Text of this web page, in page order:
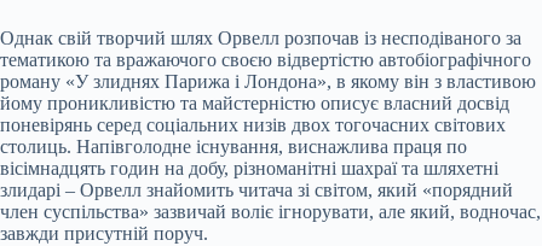
Однак свій творчий шлях Орвелл розпочав із несподіваного за
тематикою та вражаючого своєю відвертістю автобіографічного
роману «У злиднях Парижа і Лондона», в якому він з властивою
йому проникливістю та майстерністю описує власний досвід
поневірянь серед соціальних низів двох тогочасних світових
столиць. Напівголодне існування, виснажлива праця по
вісімнадцять годин на добу, різноманітні шахраї та шляхетні
злидарі – Орвелл знайомить читача зі світом, який «порядний
член суспільства» зазвичай воліє ігнорувати, але який, водночас,
завжди присутній поруч.